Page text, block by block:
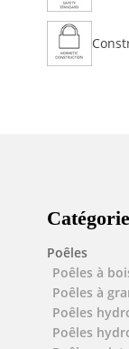
Poêles
Poêles à
Poêles à
Poêles
Poêles